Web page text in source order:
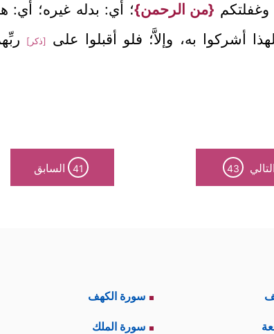
{من الرحمن}؛ أي: بدله غيره؛ أي:
أشركوا به، وإلاَّ؛ فلو أقبلوا على [ذكر]
التالي 43
41 السابق
سورة الكهف
سورة الملك